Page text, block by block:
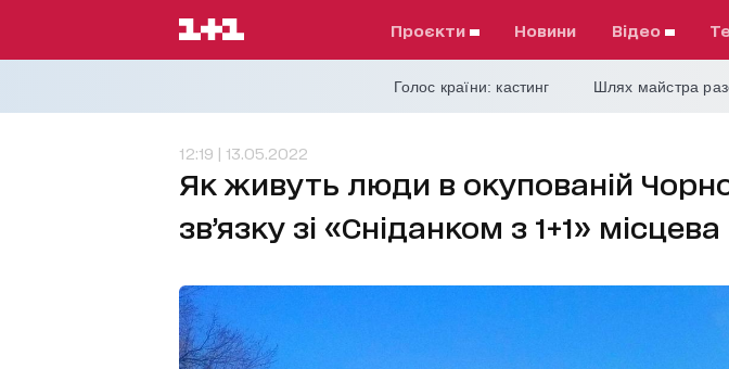
проєкти Новини відео
Голос країни: кастинг Шлях майстра
12:19 | 13.05.2022
Як живуть люди в окупованій
зв’язку зі «Сніданком з 1+1»